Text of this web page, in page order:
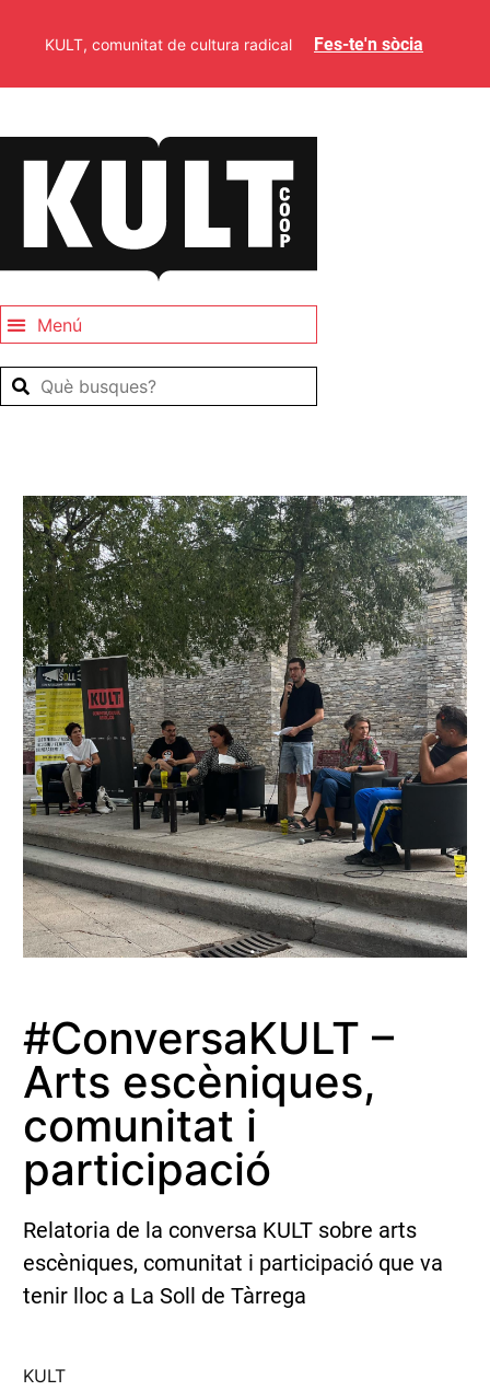
KULT, comunitat de cultura radical Fes-te'n sòcia
#ConversaKULT –
Arts escèniques,
comunitat i
participació
Relatoria de la conversa KULT sobre arts
escèniques, comunitat i participació que va
tenir lloc a La Soll de Tàrrega
KULT